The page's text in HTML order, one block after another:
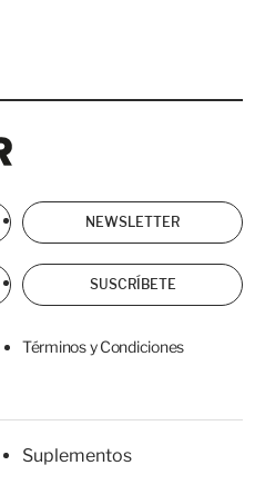
i
e
NEWSLETTER
SUSCRÍBETE
Términos y Condiciones
Suplementos